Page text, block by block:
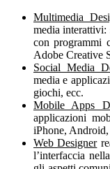
Multimedia
media
con programmi
Adobe Creative
Social Media
media e
giochi, ecc.
Mobile Apps
applicazioni
iPhone,
Web Designer
l’interfaccia